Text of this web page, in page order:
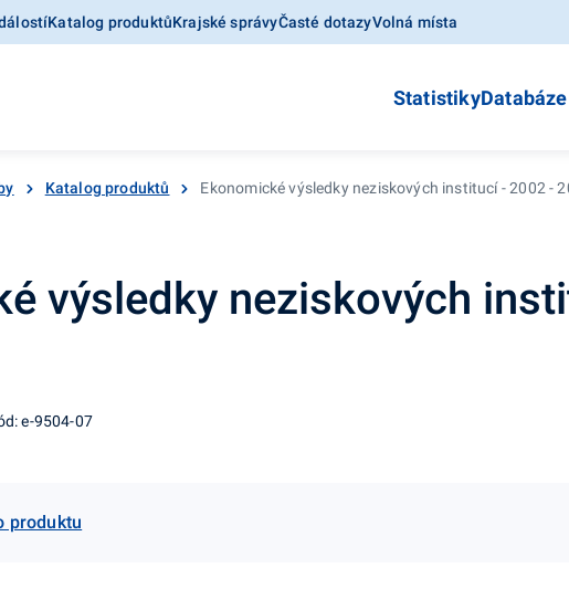
Katalog produktůKrajské správyČasté dotazyVolná místa
Statistiky
Katalog produktů Ekonomické výsledky neziskových institucí - 2002 -
výsledky neziskových
e-9504-07
produktu